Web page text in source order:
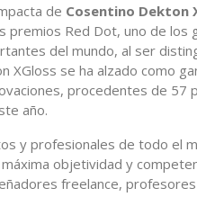
de Cosentino Dekton
Red Dot, uno de los
del mundo, al ser
XGloss se ha alzado como
procedentes de 57
año.
y profesionales de todo el
objetividad y
freelance,